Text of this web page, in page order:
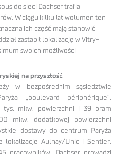
do sieci Dachser trafia
W ciągu kilku lat wolumen ten
ich część mają stanowić
zastąpił lokalizację w Vitry-
swoich możliwości
na przyszłość
w bezpośrednim sąsiedztwie
„boulevard périphérique”.
tys. mkw. powierzchni i 39 bram
mkw. dodatkowej powierzchni
dostawy do centrum Paryża
lokalizacje Aulnay/Unic i Sentier.
pracowników. Dachser prowadzi